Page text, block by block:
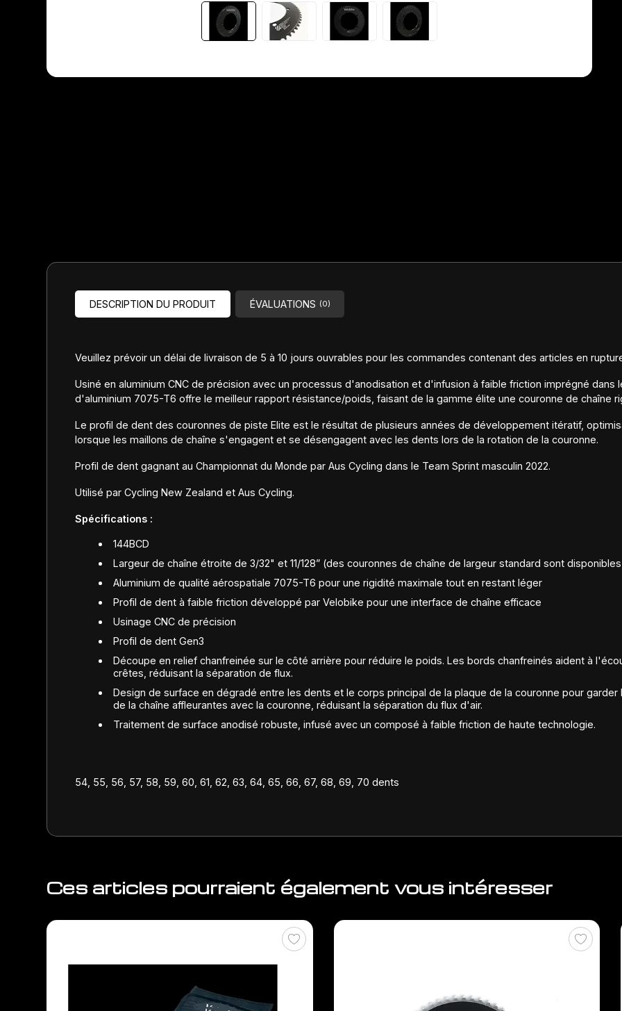
DESCRIPTION DU PRODUIT ÉVALUATIONS (0)
Veuillez prévoir un délai de livraison de 5 à 10 jours ouvrables pour les commandes contenant des articles en
Usiné en aluminium CNC de précision avec un processus d'anodisation et d'infusion à faible friction imprégné dans
d'aluminium 7075-T6 offre le meilleur rapport résistance/poids, faisant de la gamme élite une couronne de chaîne
Le profil de dent des couronnes de piste Elite est le résultat de plusieurs années de développement itératif,
lorsque les maillons de chaîne s'engagent et se désengagent avec les dents lors de la rotation de la couronne.
Profil de dent gagnant au Championnat du Monde par Aus Cycling dans le Team Sprint masculin 2022.
Utilisé par Cycling New Zealand et Aus Cycling.
Spécifications :
144BCD
Largeur de chaîne étroite de 3/32" et 11/128” (des couronnes de chaîne de largeur standard sont
Aluminium de qualité aérospatiale 7075-T6 pour une rigidité maximale tout en restant léger
Profil de dent à faible friction développé par Velobike pour une interface de chaîne efficace
Usinage CNC de précision
Profil de dent Gen3
Découpe en relief chanfreinée sur le côté arrière pour réduire le poids. Les bords chanfreinés aident à
crêtes, réduisant la séparation de flux.
Design de surface en dégradé entre les dents et le corps principal de la plaque de la couronne pour
de la chaîne affleurantes avec la couronne, réduisant la séparation du flux d'air.
Traitement de surface anodisé robuste, infusé avec un composé à faible friction de haute technologie.
54, 55, 56, 57, 58, 59, 60, 61, 62, 63, 64, 65, 66, 67, 68, 69, 70 dents
Ces articles pourraient également vous intéresser
Fourches